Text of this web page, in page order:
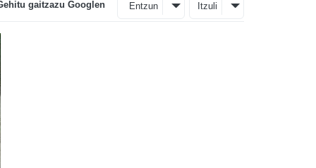
gaitzazu Googlen Entzun Itzuli